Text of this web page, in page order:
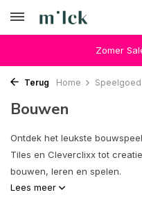
Zomer
Terug Home Speelgoed
Bouwen
Ontdek het leukste
Tiles en Cleverclixx tot
bouwen, leren en spelen.
Lees meer